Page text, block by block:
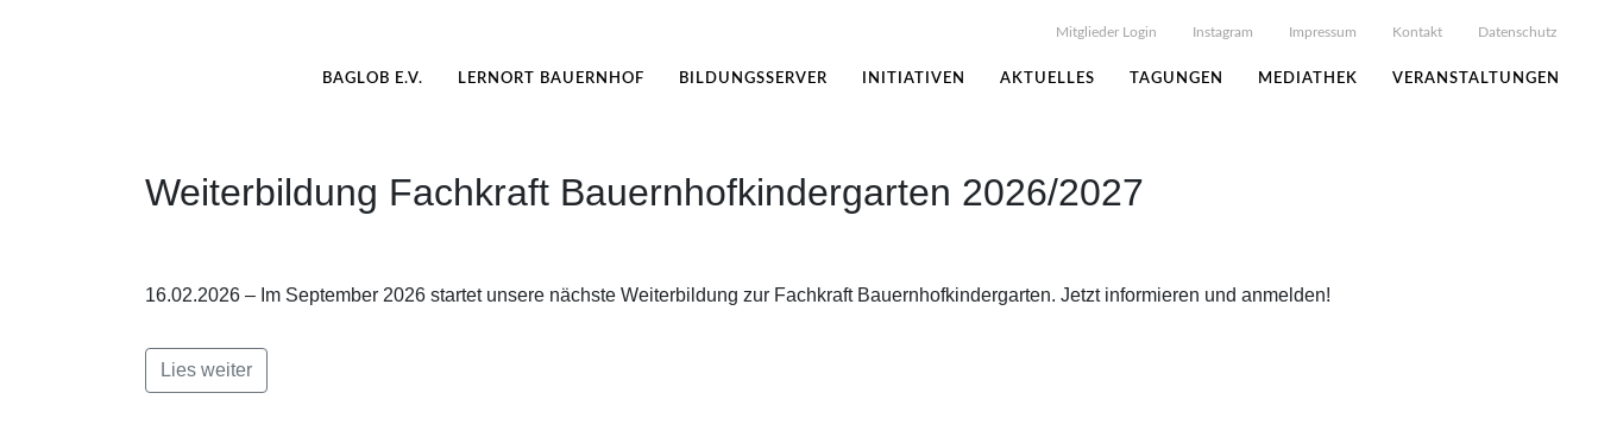
Mitglieder Login Instagram Impressum Kontakt Datenschutz
BAGLOB E.V. LERNORT BAUERNHOF BILDUNGSSERVER INITIATIVEN AKTUELLES TAGUNGEN MEDIATHEK VERANSTALTUNGEN
Weiterbildung Fachkraft Bauernhofkindergarten 2026/2027
16.02.2026 – Im September 2026 startet unsere nächste Weiterbildung zur Fachkraft Bauernhofkindergarten. Jetzt informieren und anmelden!
Lies weiter